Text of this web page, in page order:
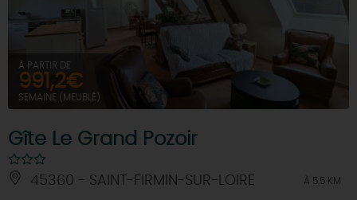
À PARTIR DE
991,2€
SEMAINE (MEUBLÉ)
Gîte Le Grand Pozoir
45360 - SAINT-FIRMIN-SUR-LOIRE À 5.5 KM